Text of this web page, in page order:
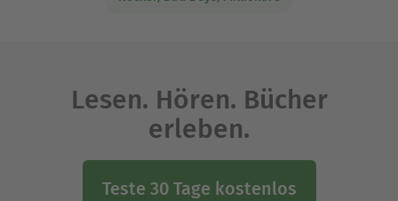
Lesen. Hören. Bücher
erleben.
Teste 30 Tage kostenlos